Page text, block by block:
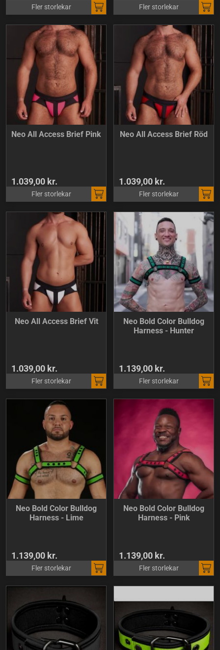
Fler storlekar Fler storlekar
Neo All Access Brief Pink
1.039,00 kr.
Fler storlekar
Neo All Access Brief Röd
1.039,00 kr.
Fler storlekar
Neo All Access Brief Vit
1.039,00 kr.
Fler storlekar
Neo Bold Color Bulldog
Harness - Hunter
1.139,00 kr.
Fler storlekar
Neo Bold Color Bulldog
Harness - Lime
1.139,00 kr.
Fler storlekar
Neo Bold Color Bulldog
Harness - Pink
1.139,00 kr.
Fler storlekar